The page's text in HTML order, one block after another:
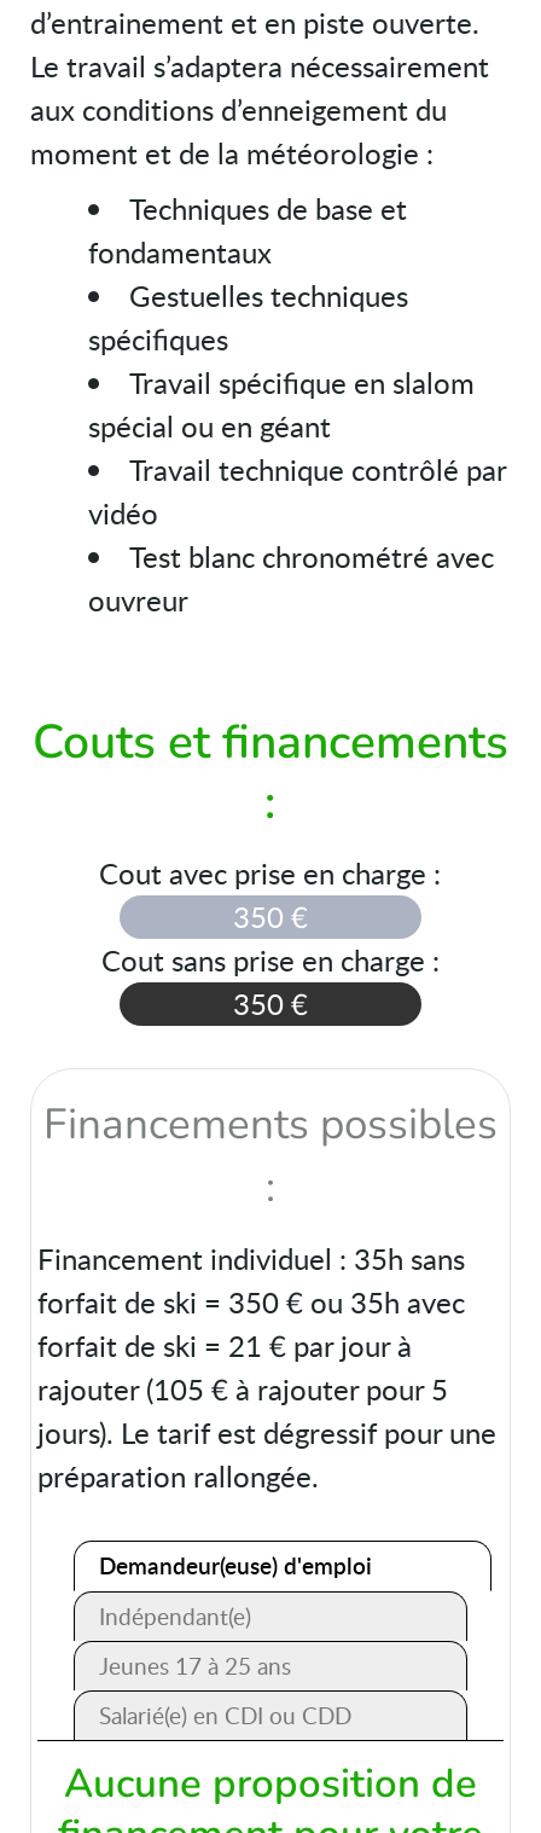
d’entrainement et en piste ouverte.
Le travail s’adaptera nécessairement
aux conditions d’enneigement du
moment et de la météorologie :
Techniques de base et
fondamentaux
Gestuelles techniques
spécifiques
Travail spécifique en slalom
spécial ou en géant
Travail technique contrôlé par
vidéo
Test blanc chronométré avec
ouvreur
Couts et financements
:
Cout avec prise en charge :
350 €
Cout sans prise en charge :
350 €
Financements possibles
:
Financement individuel : 35h sans
forfait de ski = 350 € ou 35h avec
forfait de ski = 21 € par jour à
rajouter (105 € à rajouter pour 5
jours). Le tarif est dégressif pour une
préparation rallongée.
Demandeur(euse) d'emploi
Indépendant(e)
Jeunes 17 à 25 ans
Salarié(e) en CDI ou CDD
Aucune proposition de